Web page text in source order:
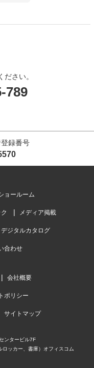
さい。
789
録番号
ョールーム
メディア掲載
デジタルカタログ
合わせ
会社概要
ポリシー
サイトマップ
ンタービル7F
ッカー、書庫）オフィスコム